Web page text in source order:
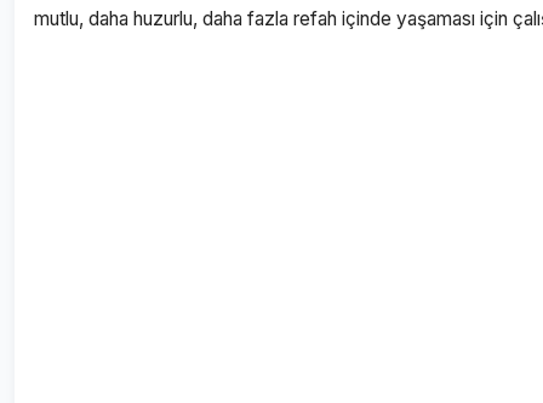
mutlu, daha huzurlu, daha fazla refah içinde yaşaması için